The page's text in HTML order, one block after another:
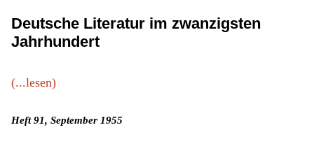
Deutsche Literatur im zwanzigsten
Jahrhundert
(...lesen)
Heft 91, September 1955